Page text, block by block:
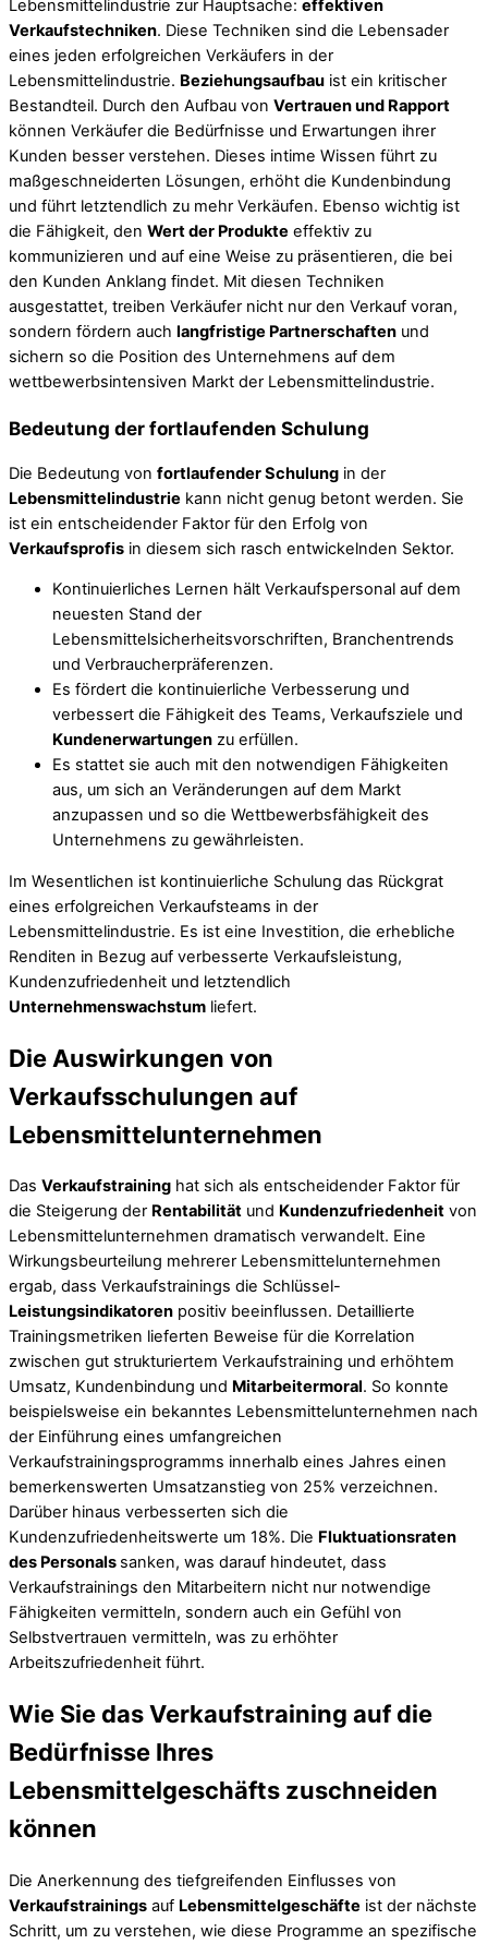
Lebensmittelindustrie zur Hauptsache: effektiven
Verkaufstechniken. Diese Techniken sind die Lebensader
eines jeden erfolgreichen Verkäufers in der
Lebensmittelindustrie. Beziehungsaufbau ist ein kritischer
Bestandteil. Durch den Aufbau von Vertrauen und Rapport
können Verkäufer die Bedürfnisse und Erwartungen ihrer
Kunden besser verstehen. Dieses intime Wissen führt zu
maßgeschneiderten Lösungen, erhöht die Kundenbindung
und führt letztendlich zu mehr Verkäufen. Ebenso wichtig ist
die Fähigkeit, den Wert der Produkte effektiv zu
kommunizieren und auf eine Weise zu präsentieren, die bei
den Kunden Anklang findet. Mit diesen Techniken
ausgestattet, treiben Verkäufer nicht nur den Verkauf voran,
sondern fördern auch langfristige Partnerschaften und
sichern so die Position des Unternehmens auf dem
wettbewerbsintensiven Markt der Lebensmittelindustrie.
Bedeutung der fortlaufenden Schulung
Die Bedeutung von fortlaufender Schulung in der
Lebensmittelindustrie kann nicht genug betont werden. Sie
ist ein entscheidender Faktor für den Erfolg von
Verkaufsprofis in diesem sich rasch entwickelnden Sektor.
Kontinuierliches Lernen hält Verkaufspersonal auf dem
neuesten Stand der
Lebensmittelsicherheitsvorschriften, Branchentrends
und Verbraucherpräferenzen.
Es fördert die kontinuierliche Verbesserung und
verbessert die Fähigkeit des Teams, Verkaufsziele und
Kundenerwartungen zu erfüllen.
Es stattet sie auch mit den notwendigen Fähigkeiten
aus, um sich an Veränderungen auf dem Markt
anzupassen und so die Wettbewerbsfähigkeit des
Unternehmens zu gewährleisten.
Im Wesentlichen ist kontinuierliche Schulung das Rückgrat
eines erfolgreichen Verkaufsteams in der
Lebensmittelindustrie. Es ist eine Investition, die erhebliche
Renditen in Bezug auf verbesserte Verkaufsleistung,
Kundenzufriedenheit und letztendlich
Unternehmenswachstum liefert.
Die Auswirkungen von
Verkaufsschulungen auf
Lebensmittelunternehmen
Das Verkaufstraining hat sich als entscheidender Faktor für
die Steigerung der Rentabilität und Kundenzufriedenheit von
Lebensmittelunternehmen dramatisch verwandelt. Eine
Wirkungsbeurteilung mehrerer Lebensmittelunternehmen
ergab, dass Verkaufstrainings die Schlüssel-
Leistungsindikatoren positiv beeinflussen. Detaillierte
Trainingsmetriken lieferten Beweise für die Korrelation
zwischen gut strukturiertem Verkaufstraining und erhöhtem
Umsatz, Kundenbindung und Mitarbeitermoral. So konnte
beispielsweise ein bekanntes Lebensmittelunternehmen nach
der Einführung eines umfangreichen
Verkaufstrainingsprogramms innerhalb eines Jahres einen
bemerkenswerten Umsatzanstieg von 25% verzeichnen.
Darüber hinaus verbesserten sich die
Kundenzufriedenheitswerte um 18%. Die Fluktuationsraten
des Personals sanken, was darauf hindeutet, dass
Verkaufstrainings den Mitarbeitern nicht nur notwendige
Fähigkeiten vermitteln, sondern auch ein Gefühl von
Selbstvertrauen vermitteln, was zu erhöhter
Arbeitszufriedenheit führt.
Wie Sie das Verkaufstraining auf die
Bedürfnisse Ihres
Lebensmittelgeschäfts zuschneiden
können
Die Anerkennung des tiefgreifenden Einflusses von
Verkaufstrainings auf Lebensmittelgeschäfte ist der nächste
Schritt, um zu verstehen, wie diese Programme an spezifische